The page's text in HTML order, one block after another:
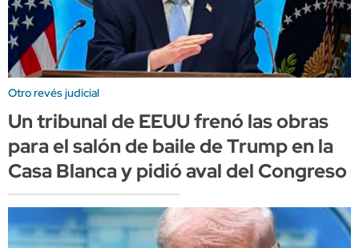
Otro revés judicial
Un tribunal de EEUU frenó las obras
para el salón de baile de Trump en la
Casa Blanca y pidió aval del Congreso